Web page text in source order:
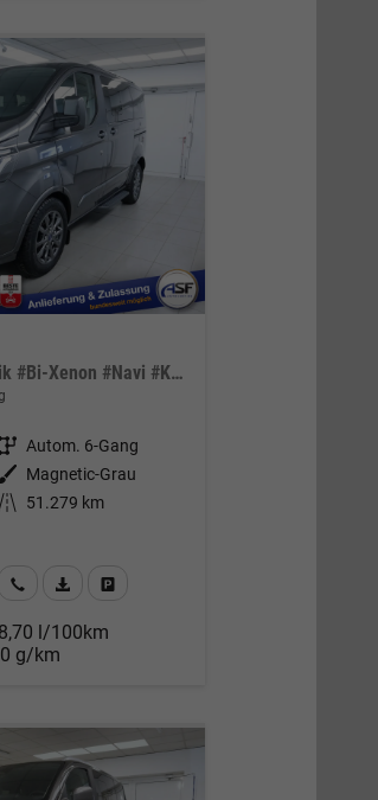
L1 Titanium X #Automatik #Bi-Xenon #Navi #Klima #Leder
Getriebe Autom. 6-Gang
Außenfarbe
Magnetic-Grau
Kilometerstand
51.279 km
Wir rufen Sie anFahrzeugexposé (PDF)
8,70 l/100km
g/km